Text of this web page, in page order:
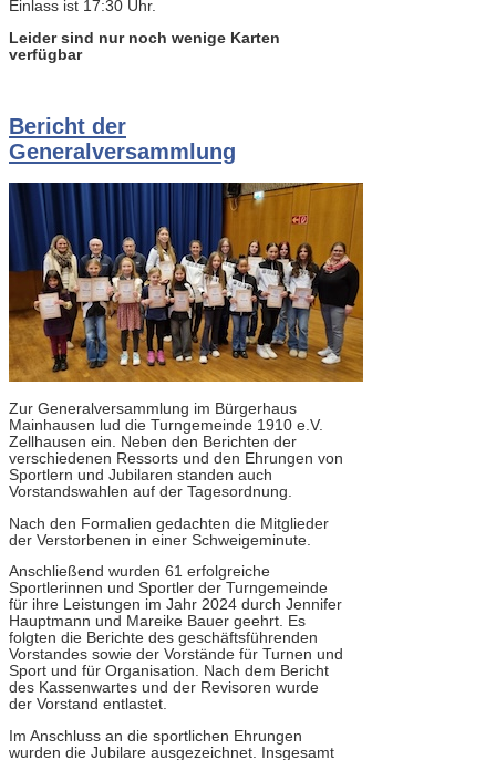
Einlass ist 17:30 Uhr.
Leider sind nur noch wenige Karten
verfügbar
Bericht der
Generalversammlung
Zur Generalversammlung im Bürgerhaus
Mainhausen lud die Turngemeinde 1910 e.V.
Zellhausen ein. Neben den Berichten der
verschiedenen Ressorts und den Ehrungen von
Sportlern und Jubilaren standen auch
Vorstandswahlen auf der Tagesordnung.
Nach den Formalien gedachten die Mitglieder
der Verstorbenen in einer Schweigeminute.
Anschließend wurden 61 erfolgreiche
Sportlerinnen und Sportler der Turngemeinde
für ihre Leistungen im Jahr 2024 durch Jennifer
Hauptmann und Mareike Bauer geehrt. Es
folgten die Berichte des geschäftsführenden
Vorstandes sowie der Vorstände für Turnen und
Sport und für Organisation. Nach dem Bericht
des Kassenwartes und der Revisoren wurde
der Vorstand entlastet.
Im Anschluss an die sportlichen Ehrungen
wurden die Jubilare ausgezeichnet. Insgesamt